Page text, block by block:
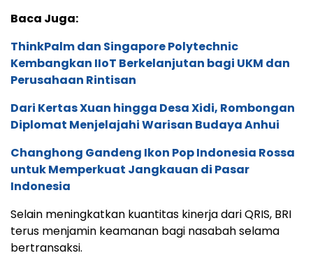
Baca Juga:
ThinkPalm dan Singapore Polytechnic
Kembangkan IIoT Berkelanjutan bagi UKM dan
Perusahaan Rintisan
Dari Kertas Xuan hingga Desa Xidi, Rombongan
Diplomat Menjelajahi Warisan Budaya Anhui
Changhong Gandeng Ikon Pop Indonesia Rossa
untuk Memperkuat Jangkauan di Pasar
Indonesia
Selain meningkatkan kuantitas kinerja dari QRIS, BRI
terus menjamin keamanan bagi nasabah selama
bertransaksi.